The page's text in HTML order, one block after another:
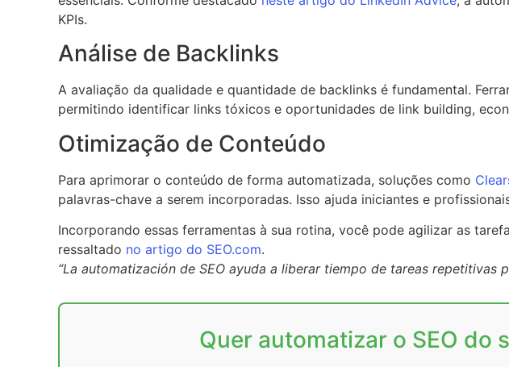
KPIs.
Análise de Backlinks
A avaliação da qualidade e quantidade de backlinks é fundamental.
permitindo identificar links tóxicos e oportunidades de link building,
Otimização de Conteúdo
Para aprimorar o conteúdo de forma automatizada, soluções como
palavras-chave a serem incorporadas. Isso ajuda iniciantes e
Incorporando essas ferramentas à sua rotina, você pode agilizar as
ressaltado no artigo do SEO.com.
“La automatización de SEO ayuda a liberar tiempo de tareas
Quer automatizar o SEO do